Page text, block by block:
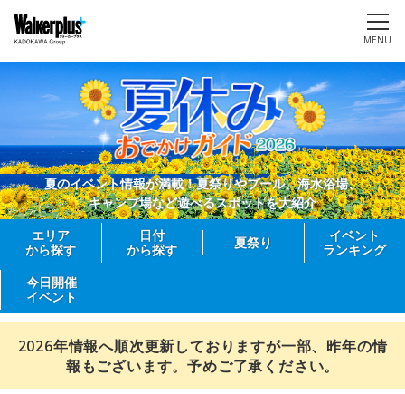
MENU
夏のイベント情報が満載！夏祭りやプール、海水浴場、
キャンプ場など遊べるスポットを大紹介
エリア
から探す
日付
から探す
夏祭り
イベント
ランキング
今日開催
イベント
2026年情報へ順次更新しておりますが一部、昨年の情
報もございます。予めご了承ください。